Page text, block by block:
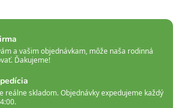
a vašim objednávkam, môže naša rodinná
Ďakujeme!
reálne skladom. Objednávky expedujeme každý